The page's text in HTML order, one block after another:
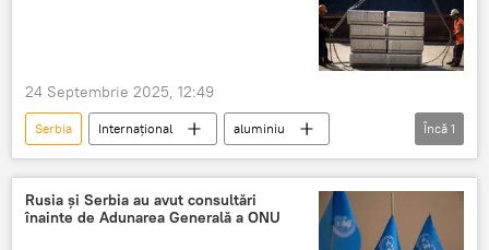
24 Septembrie 2025, 12:49
Serbia Internațional
aluminiu
producție
Încă 1
Rusia și Serbia au avut consultări
înainte de Adunarea Generală a ONU